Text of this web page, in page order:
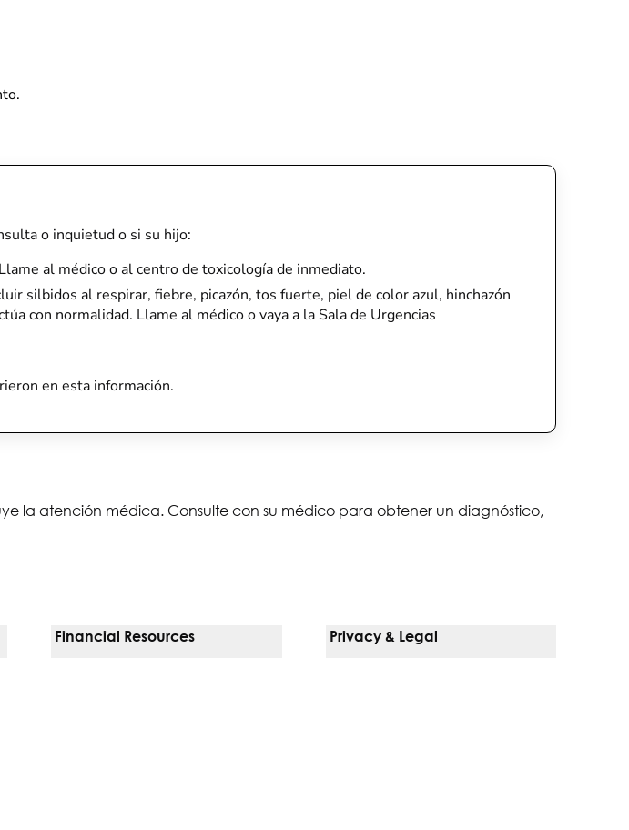
o inquietud o si su hijo:
al médico o al centro de toxicología de inmediato.
silbidos al respirar, fiebre, picazón, tos fuerte, piel de color azul, hinchazón
con normalidad. Llame al médico o vaya a la Sala de Urgencias
en esta información.
la atención médica. Consulte con su médico para obtener un diagnóstico,
Financial Resources Privacy & Legal